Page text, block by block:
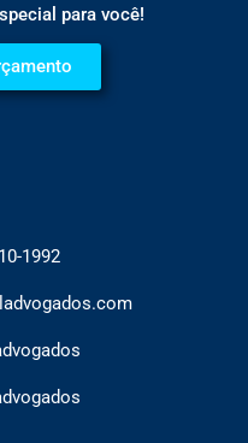
para você!
1992